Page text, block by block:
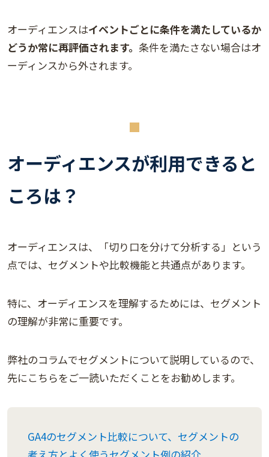
オーディエンスはイベントごとに条件を満たしているか
どうか常に再評価されます。 条件を満たさない場合はオ
ーディンスから外されます。
オーディエンスが利用できると
ころは？
オーディエンスは、「切り口を分けて分析する」という
点では、セグメントや比較機能と共通点があります。
特に、オーディエンスを理解するためには、セグメント
の理解が非常に重要です。
弊社のコラムでセグメントについて説明しているので、
先にこちらをご一読いただくことをお勧めします。
GA4のセグメント比較について、セグメントの